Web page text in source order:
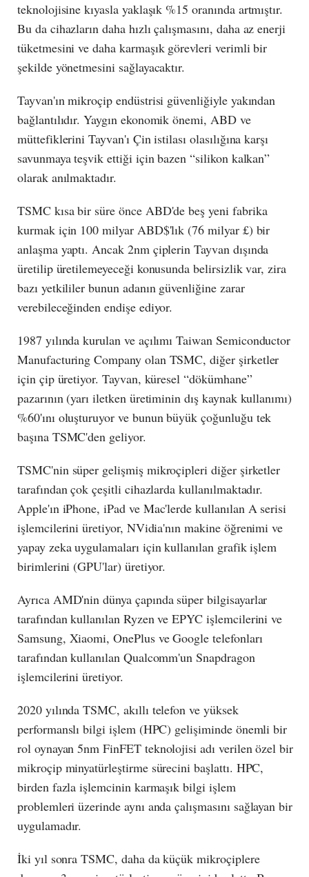
teknolojisine kıyasla yaklaşık %15 oranında artmıştır.
Bu da cihazların daha hızlı çalışmasını, daha az enerji
tüketmesini ve daha karmaşık görevleri verimli bir
şekilde yönetmesini sağlayacaktır.
Tayvan'ın mikroçip endüstrisi güvenliğiyle yakından
bağlantılıdır. Yaygın ekonomik önemi, ABD ve
müttefiklerini Tayvan'ı Çin istilası olasılığına karşı
savunmaya teşvik ettiği için bazen “silikon kalkan”
olarak anılmaktadır.
TSMC kısa bir süre önce ABD'de beş yeni fabrika
kurmak için 100 milyar ABD$'lık (76 milyar £) bir
anlaşma yaptı. Ancak 2nm çiplerin Tayvan dışında
üretilip üretilemeyeceği konusunda belirsizlik var, zira
bazı yetkililer bunun adanın güvenliğine zarar
verebileceğinden endişe ediyor.
1987 yılında kurulan ve açılımı Taiwan Semiconductor
Manufacturing Company olan TSMC, diğer şirketler
için çip üretiyor. Tayvan, küresel “dökümhane”
pazarının (yarı iletken üretiminin dış kaynak kullanımı)
%60'ını oluşturuyor ve bunun büyük çoğunluğu tek
başına TSMC'den geliyor.
TSMC'nin süper gelişmiş mikroçipleri diğer şirketler
tarafından çok çeşitli cihazlarda kullanılmaktadır.
Apple'ın iPhone, iPad ve Mac'lerde kullanılan A serisi
işlemcilerini üretiyor, NVidia'nın makine öğrenimi ve
yapay zeka uygulamaları için kullanılan grafik işlem
birimlerini (GPU'lar) üretiyor.
Ayrıca AMD'nin dünya çapında süper bilgisayarlar
tarafından kullanılan Ryzen ve EPYC işlemcilerini ve
Samsung, Xiaomi, OnePlus ve Google telefonları
tarafından kullanılan Qualcomm'un Snapdragon
işlemcilerini üretiyor.
2020 yılında TSMC, akıllı telefon ve yüksek
performanslı bilgi işlem (HPC) gelişiminde önemli bir
rol oynayan 5nm FinFET teknolojisi adı verilen özel bir
mikroçip minyatürleştirme sürecini başlattı. HPC,
birden fazla işlemcinin karmaşık bilgi işlem
problemleri üzerinde aynı anda çalışmasını sağlayan bir
uygulamadır.
İki yıl sonra TSMC, daha da küçük mikroçiplere